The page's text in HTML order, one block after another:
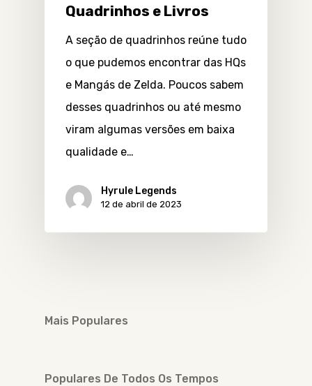
Quadrinhos e Livros
A seção de quadrinhos reúne tudo
o que pudemos encontrar das HQs
e Mangás de Zelda. Poucos sabem
desses quadrinhos ou até mesmo
viram algumas versões em baixa
qualidade e…
Hyrule Legends
12 de abril de 2023
Mais Populares
Populares De Todos Os Tempos